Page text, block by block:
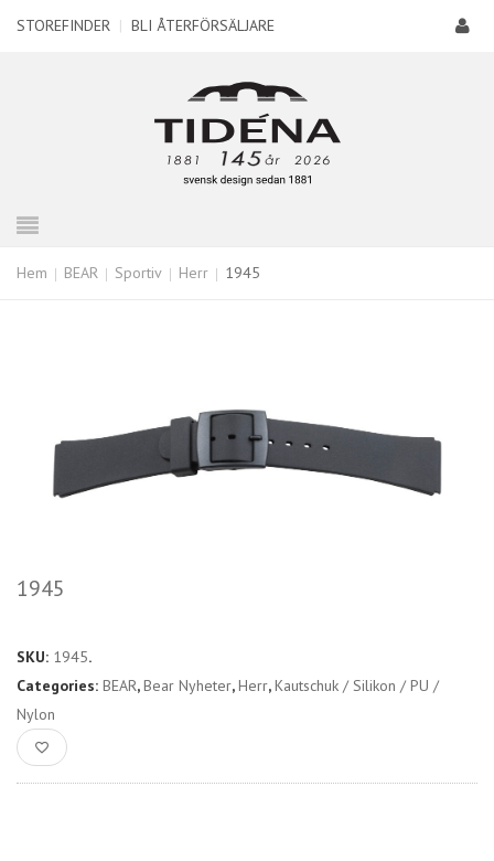
STOREFINDER | BLI ÅTERFÖRSÄLJARE
Hem BEAR Sportiv Herr 1945
1945
SKU: 1945.
Categories: BEAR,Bear Nyheter,Herr,Kautschuk / Silikon / PU /
Nylon